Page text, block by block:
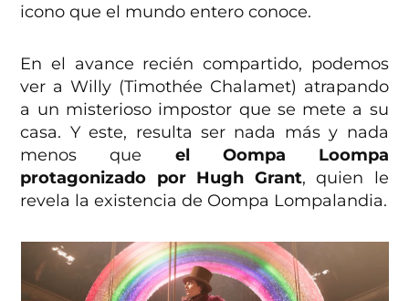
icono que el mundo entero conoce.
En el avance recién compartido, podemos
ver a Willy (Timothée Chalamet) atrapando
a un misterioso impostor que se mete a su
casa. Y este, resulta ser nada más y nada
menos que el Oompa Loompa
protagonizado por Hugh Grant, quien le
revela la existencia de Oompa Lompalandia.